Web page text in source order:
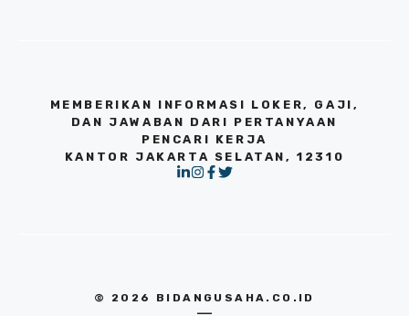
MEMBERIKAN INFORMASI LOKER, GAJI,
DAN JAWABAN DARI PERTANYAAN
PENCARI KERJA
KANTOR JAKARTA SELATAN, 12310
© 2026 BIDANGUSAHA.CO.ID